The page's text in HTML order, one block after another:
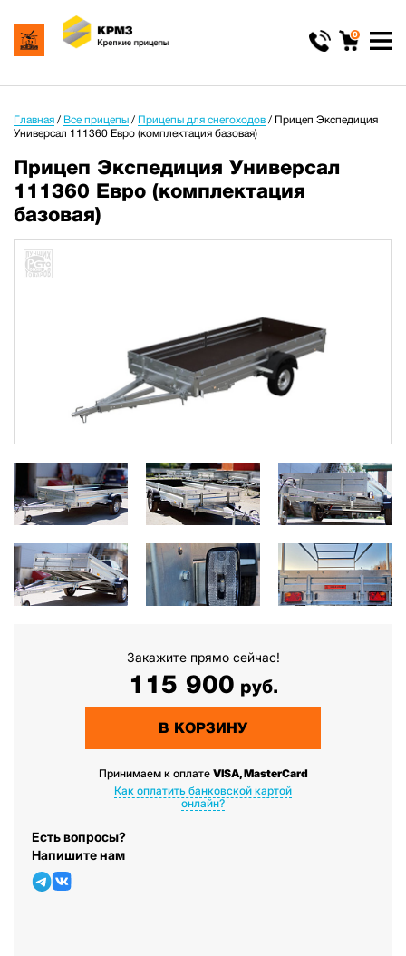
0
Главная / Все прицепы / Прицепы для снегоходов / Прицеп Экспедиция
Универсал 111360 Евро (комплектация базовая)
Прицеп Экспедиция Универсал
111360 Евро (комплектация
базовая)
Закажите прямо сейчас!
115 900 руб.
В КОРЗИНУ
Принимаем к оплате VISA, MasterCard
Как оплатить банковской картой
онлайн?
Есть вопросы?
Напишите нам